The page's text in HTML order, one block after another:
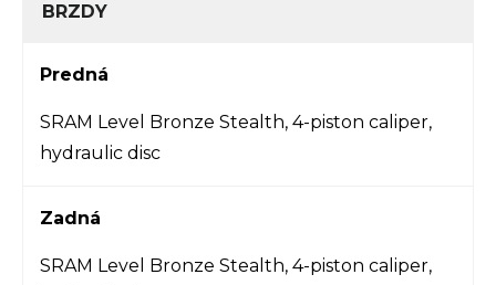
BRZDY
Predná
SRAM Level Bronze Stealth, 4-piston caliper,
hydraulic disc
Zadná
SRAM Level Bronze Stealth, 4-piston caliper,